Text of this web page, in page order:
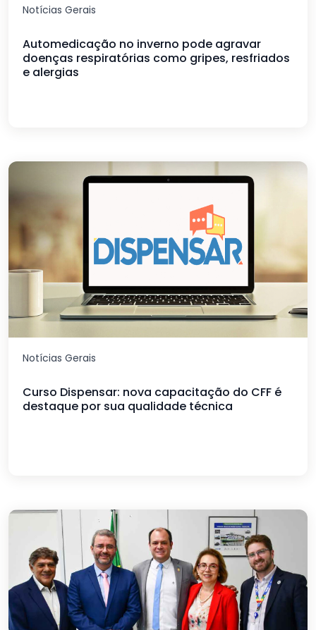
Notícias Gerais
Automedicação no inverno pode agravar
doenças respiratórias como gripes, resfriados
e alergias
Notícias Gerais
Curso Dispensar: nova capacitação do CFF é
destaque por sua qualidade técnica